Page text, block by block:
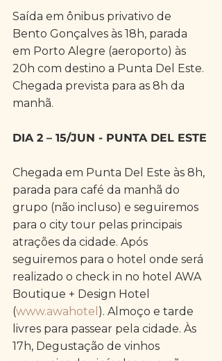
Saída em ônibus privativo de
Bento Gonçalves às 18h, parada
em Porto Alegre (aeroporto) às
20h com destino a Punta Del Este.
Chegada prevista para as 8h da
manhã.
DIA 2 – 15/JUN - PUNTA DEL ESTE
Chegada em Punta Del Este às 8h,
parada para café da manhã do
grupo (não incluso) e seguiremos
para o city tour pelas principais
atrações da cidade. Após
seguiremos para o hotel onde será
realizado o check in no hotel AWA
Boutique + Design Hotel
(www.awahotel ). Almoço e tarde
livres para passear pela cidade. Às
17h, Degustação de vinhos